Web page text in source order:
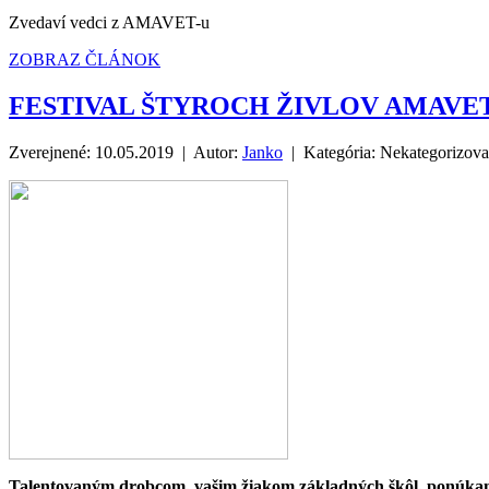
Zvedaví vedci z AMAVET-u
ZOBRAZ ČLÁNOK
FESTIVAL ŠTYROCH ŽIVLOV
Zverejnené: 10.05.2019 | Autor: Janko | Kategória: